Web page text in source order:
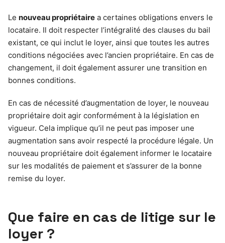
Le nouveau propriétaire a certaines obligations envers le
locataire. Il doit respecter l’intégralité des clauses du bail
existant, ce qui inclut le loyer, ainsi que toutes les autres
conditions négociées avec l’ancien propriétaire. En cas de
changement, il doit également assurer une transition en
bonnes conditions.
En cas de nécessité d’augmentation de loyer, le nouveau
propriétaire doit agir conformément à la législation en
vigueur. Cela implique qu’il ne peut pas imposer une
augmentation sans avoir respecté la procédure légale. Un
nouveau propriétaire doit également informer le locataire
sur les modalités de paiement et s’assurer de la bonne
remise du loyer.
Que faire en cas de litige sur le
loyer ?